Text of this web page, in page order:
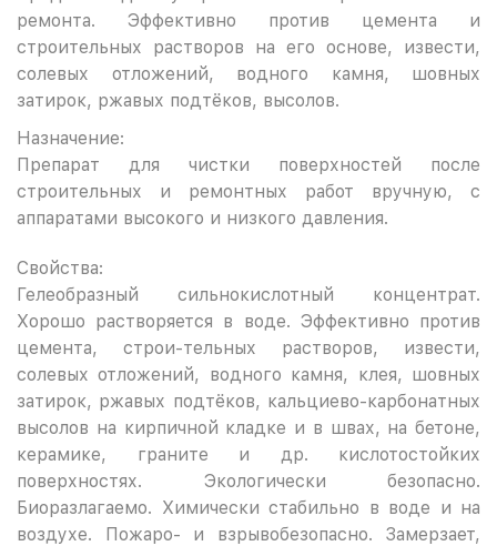
ремонта. Эффективно против цемента и
строительных растворов на его основе, извести,
солевых отложений, водного камня, шовных
затирок, ржавых подтёков, высолов.
Назначение:
Препарат для чистки поверхностей после
строительных и ремонтных работ вручную, с
аппаратами высокого и низкого давления.
Свойства:
Гелеобразный сильнокислотный концентрат.
Хорошо растворяется в воде. Эффективно против
цемента, строи-тельных растворов, извести,
солевых отложений, водного камня, клея, шовных
затирок, ржавых подтёков, кальциево-карбонатных
высолов на кирпичной кладке и в швах, на бетоне,
керамике, граните и др. кислотостойких
поверхностях. Экологически безопасно.
Биоразлагаемо. Химически стабильно в воде и на
воздухе. Пожаро- и взрывобезопасно. Замерзает,